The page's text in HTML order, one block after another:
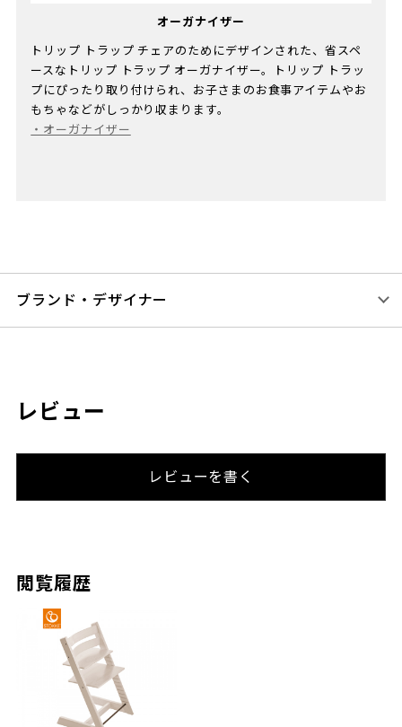
オーガナイザー
トリップ トラップ チェアのためにデザインされた、省スペ
ースなトリップ トラップ オーガナイザー。トリップ トラッ
プにぴったり取り付けられ、お子さまのお食事アイテムやお
もちゃなどがしっかり収まります。​
・ オーガナイザー
ブランド・デザイナー
レビュー
レビューを書く
閲覧履歴